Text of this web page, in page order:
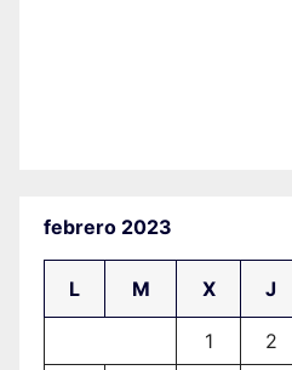
febrero 2023
L M X J
1 2